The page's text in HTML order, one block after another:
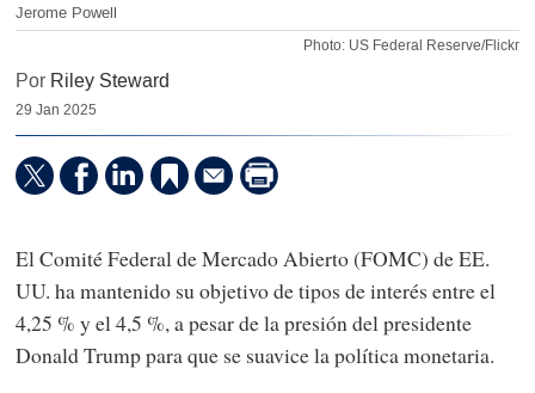
Jerome Powell
Photo: US Federal Reserve/Flickr
Por Riley Steward
29 Jan 2025
El Comité Federal de Mercado Abierto (FOMC) de EE.
UU. ha mantenido su objetivo de tipos de interés entre el
4,25 % y el 4,5 %, a pesar de la presión del presidente
Donald Trump para que se suavice la política monetaria.